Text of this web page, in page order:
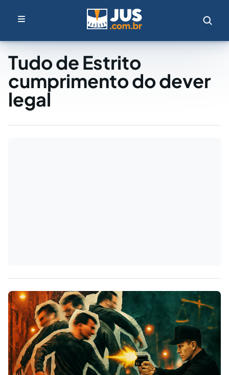
Tudo de Estrito
cumprimento do dever
legal